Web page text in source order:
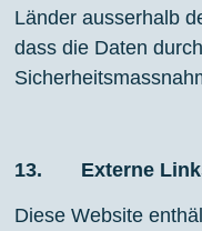
Länder ausserhalb
dass die Daten
13. Externe
Diese Website